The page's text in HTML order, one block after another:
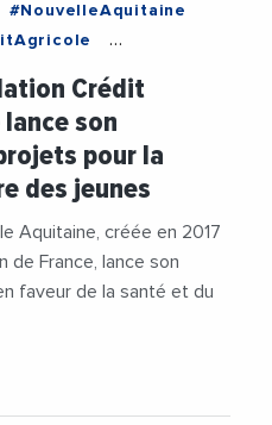
#NouvelleAquitaine
Crédit
son
pour la
des jeunes
Aquitaine, créée en 2017
de France, lance son
faveur de la santé et du